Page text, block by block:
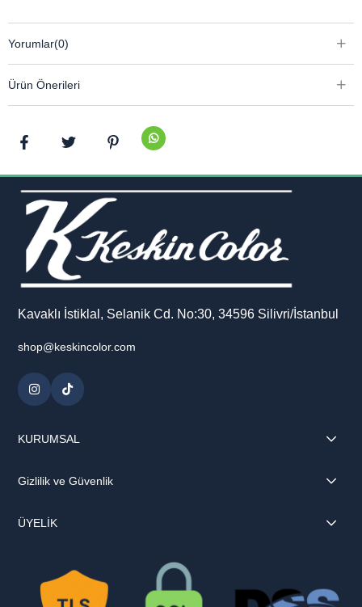
Yorumlar(0)
Ürün Önerileri
Kavaklı İstiklal, Selanik Cd. No:30, 34596 Silivri/İstanbul
shop@keskincolor.com
KURUMSAL
Gizlilik ve Güvenlik
ÜYELİK